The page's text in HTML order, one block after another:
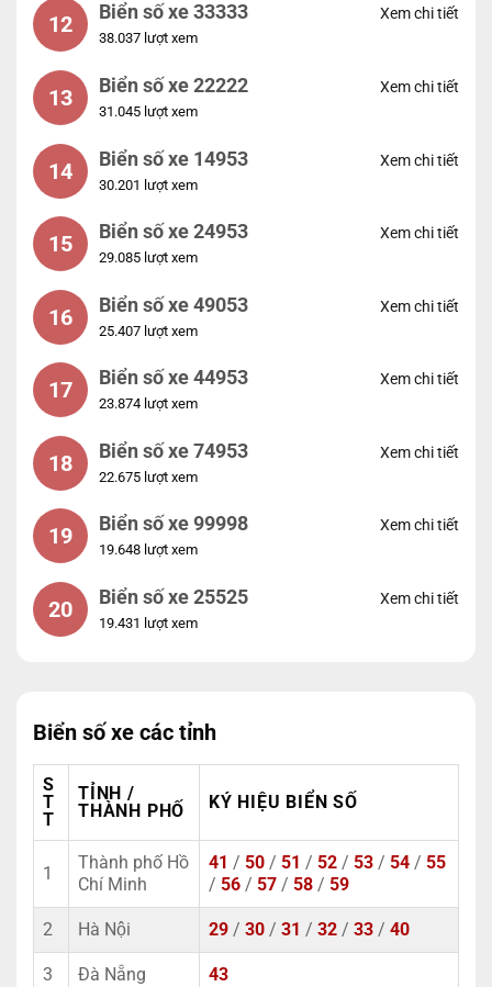
12 Biển số xe 33333
38.037 lượt xem
Xem chi tiết
13 Biển số xe 22222
31.045 lượt xem
Xem chi tiết
14 Biển số xe 14953
30.201 lượt xem
Xem chi tiết
15 Biển số xe 24953
29.085 lượt xem
Xem chi tiết
16 Biển số xe 49053
25.407 lượt xem
Xem chi tiết
17 Biển số xe 44953
23.874 lượt xem
Xem chi tiết
18 Biển số xe 74953
22.675 lượt xem
Xem chi tiết
19 Biển số xe 99998
19.648 lượt xem
Xem chi tiết
20 Biển số xe 25525
19.431 lượt xem
Xem chi tiết
Biển số xe các tỉnh
S
T
T
TỈNH /
THÀNH PHỐ
KÝ HIỆU BIỂN SỐ
1
Thành phố Hồ
Chí Minh
41 / 50 / 51 / 52 / 53 / 54 / 55
/ 56 / 57 / 58 / 59
2 Hà Nội 29 / 30 / 31 / 32 / 33 / 40
3 Đà Nẵng 43